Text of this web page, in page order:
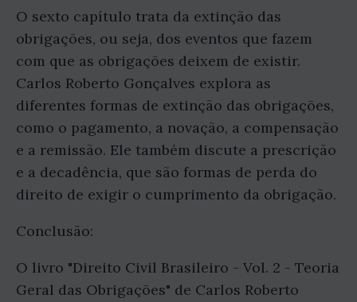
O sexto capítulo trata da extinção das
obrigações, ou seja, dos eventos que fazem
com que as obrigações deixem de existir.
Carlos Roberto Gonçalves explora as
diferentes formas de extinção das obrigações,
como o pagamento, a novação, a compensação
e a remissão. Ele também discute a prescrição
e a decadência, que são formas de perda do
direito de exigir o cumprimento da obrigação.
Conclusão:
O livro "Direito Civil Brasileiro - Vol. 2 - Teoria
Geral das Obrigações" de Carlos Roberto